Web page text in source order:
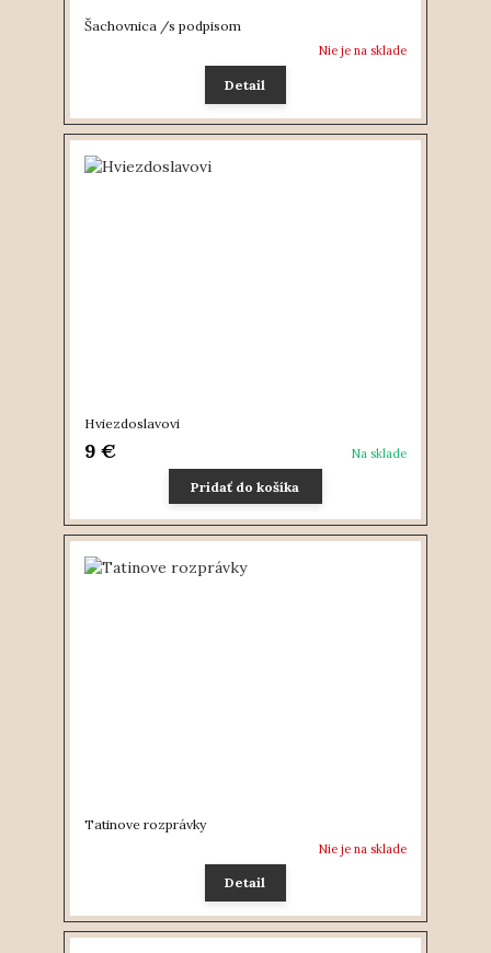
Šachovnica /s podpisom
Nie je na sklade
Detail
Hviezdoslavovi
9 € Na sklade
Pridať do košíka
Tatinove rozprávky
Nie je na sklade
Detail